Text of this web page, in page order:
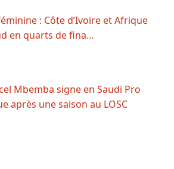
: Côte d’Ivoire et Afrique
en quarts de fina…
Mbemba signe en Saudi Pro
après une saison au LOSC